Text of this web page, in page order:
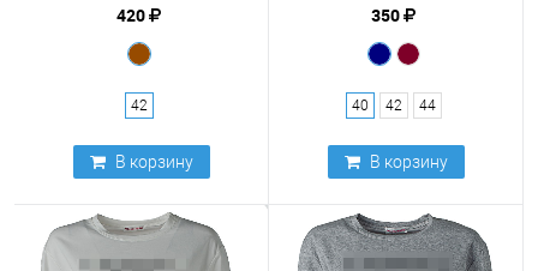
420
42
В корзину
350
40 42 44
В корзину